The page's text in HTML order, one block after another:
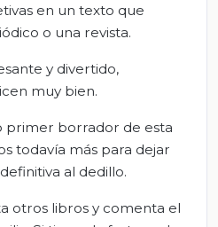
en un texto que
o una revista.
y divertido,
muy bien.
primer borrador de esta
todavía más para dejar
al dedillo.
otros libros y comenta el